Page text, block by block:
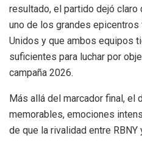
resultado, el partido dejó claro
uno de los grandes
Unidos y que ambos equipos
suficientes para luchar por
campaña 2026.
Más allá del marcador final, el
memorables, emociones
de que la rivalidad entre RBNY